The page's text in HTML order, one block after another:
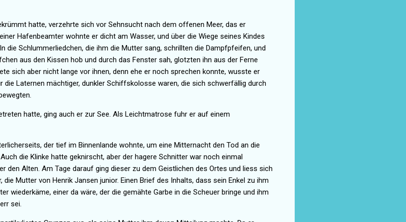
hatte, verzehrte sich vor Sehnsucht nach dem offenen Meer, das er
Hafenbeamter wohnte er dicht am Wasser, und über die Wiege seines Kindes
die Schlummerliedchen, die ihm die Mutter sang, schrillten die Dampfpfeifen, und
aus den Kissen hob und durch das Fenster sah, glotzten ihn aus der Ferne
sich aber nicht lange vor ihnen, denn ehe er noch sprechen konnte, wusste er
die Laternen mächtiger, dunkler Schiffskolosse waren, die sich schwerfällig durch
hatte, ging auch er zur See. Als Leichtmatrose fuhr er auf einem
der tief im Binnenlande wohnte, um eine Mitternacht den Tod an die
die Klinke hatte geknirscht, aber der hagere Schnitter war noch einmal
den Alten. Am Tage darauf ging dieser zu dem Geistlichen des Ortes und liess sich
Mutter von Henrik Jansen junior. Einen Brief des Inhalts, dass sein Enkel zu ihm
wiederkäme, einer da wäre, der die gemähte Garbe in die Scheuer bringe und ihm
sei.